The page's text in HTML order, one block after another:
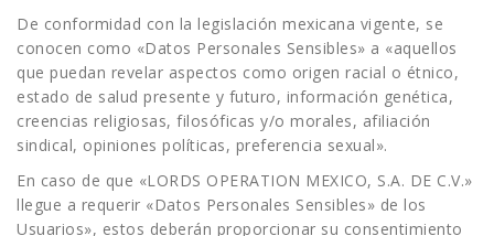
De conformidad con la legislación mexicana vigente, se
conocen como «Datos Personales Sensibles» a «aquellos
que puedan revelar aspectos como origen racial o étnico,
estado de salud presente y futuro, información genética,
creencias religiosas, filosóficas y/o morales, afiliación
sindical, opiniones políticas, preferencia sexual».
En caso de que «LORDS OPERATION MEXICO, S.A. DE C.V.»
llegue a requerir «Datos Personales Sensibles» de los
Usuarios», estos deberán proporcionar su consentimiento